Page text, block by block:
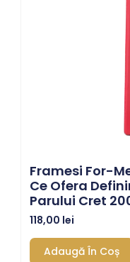
Framesi For-
Ce Ofera
Parului Cret
118,00 lei
Adaugă În Coș